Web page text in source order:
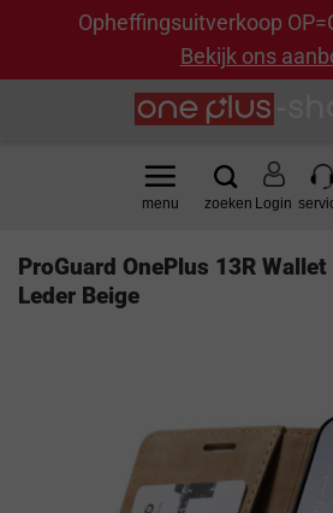
Opheffingsuitverkoop
Bekijk ons
Login
ProGuard OnePlus 13R
Leder Beige